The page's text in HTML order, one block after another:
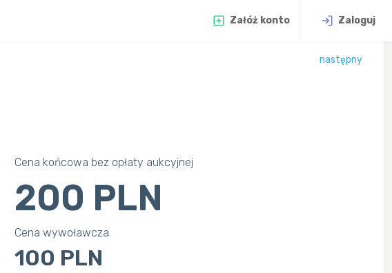
Załóż konto Zaloguj
następny
Cena końcowa bez opłaty aukcyjnej
200 PLN
Cena wywoławcza
100 PLN